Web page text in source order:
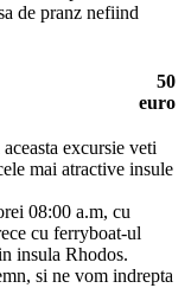
de pranz nefiind
50
euro
excursie veti
mai atractive insule
08:00 a.m, cu
cu ferryboat-ul
insula Rhodos.
si ne vom indrepta